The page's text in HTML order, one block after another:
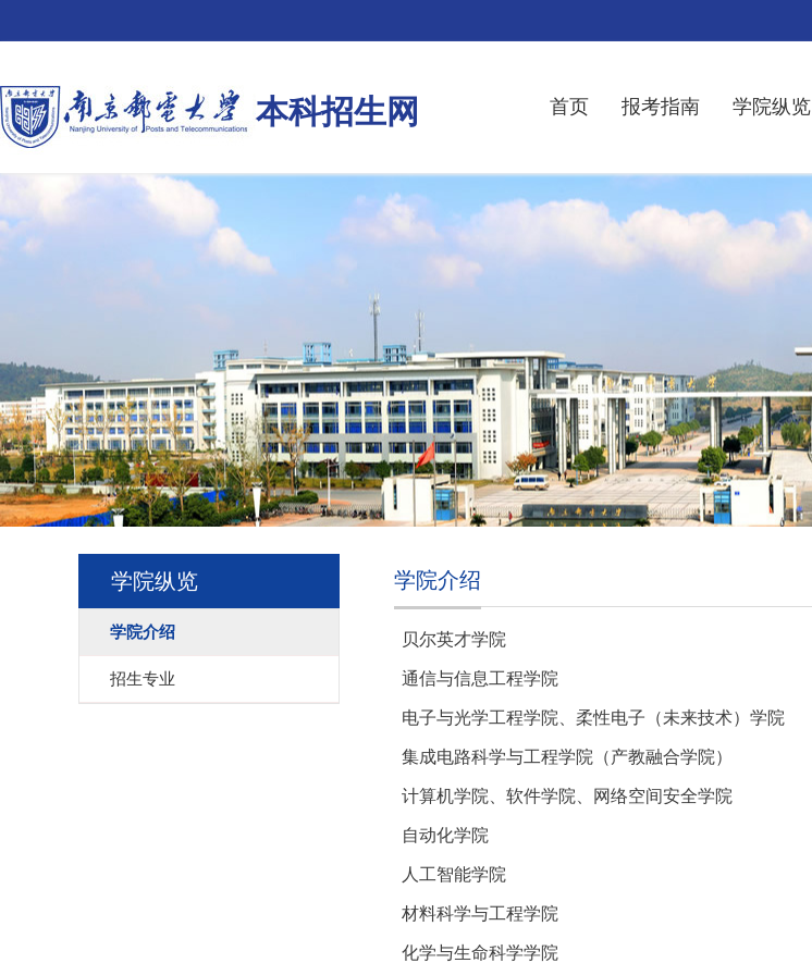
本科招生网 首页 报考指南 学院纵览
学院纵览
学院介绍
招生专业
学院介绍
贝尔英才学院
通信与信息工程学院
电子与光学工程学院、柔性电子（未来技术）学院
集成电路科学与工程学院（产教融合学院）
计算机学院、软件学院、网络空间安全学院
自动化学院
人工智能学院
材料科学与工程学院
化学与生命科学学院